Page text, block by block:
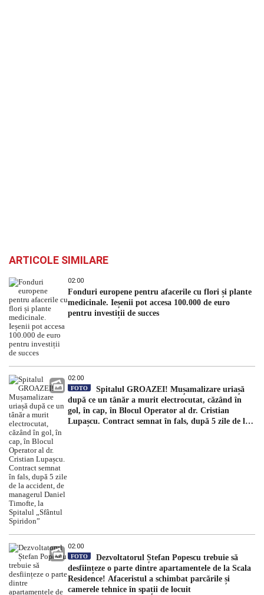
ARTICOLE SIMILARE
02:00
Fonduri europene pentru afacerile cu flori și plante
medicinale. Ieșenii pot accesa 100.000 de euro
pentru investiții de succes
02:00
FOTO
Spitalul GROAZEI! Mușamalizare uriașă
după ce un tânăr a murit electrocutat, căzând în
gol, în cap, în Blocul Operator al dr. Cristian
Lupașcu. Contract semnat în fals, după 5 zile de la
02:00
FOTO
Dezvoltatorul Ștefan Popescu trebuie să
desființeze o parte dintre apartamentele de la Scala
Residence! Afaceristul a schimbat parcările și
camerele tehnice în spații de locuit